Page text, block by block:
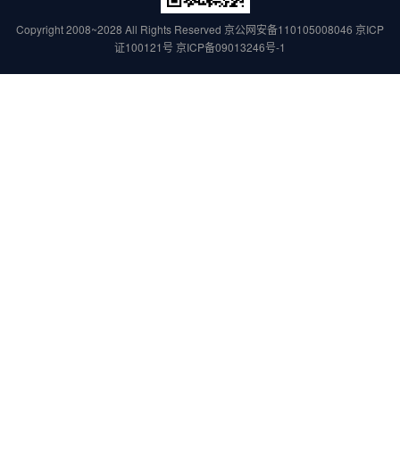
Copyright 2008~2028 All Rights Reserved 京公网安备110105008046 京ICP
证100121号 京ICP备09013246号-1